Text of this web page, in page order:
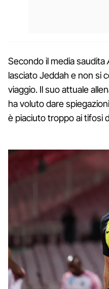
Secondo il media saudita
lasciato Jeddah e non si
viaggio. Il suo attuale
ha voluto dare
è piaciuto troppo ai tifosi